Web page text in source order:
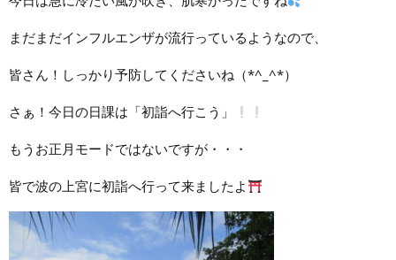
まだまだインフルエンザが流行っているようなので、
皆さん！しっかり予防してくださいね（*^_^*）
さぁ！今日の日課は「初詣へ行こう」
もうお正月モードではないですが・・・
皆で波の上宮に初詣へ行って来ましたよ